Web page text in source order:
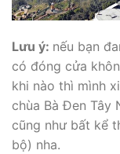
Lưu ý: nếu bạn
có đóng cửa
khi nào thì mình
chùa Bà Đen Tây
cũng như bất kể
bộ) nha.